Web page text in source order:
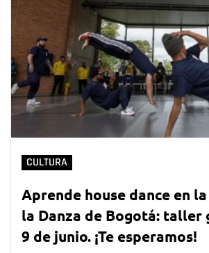
CULTURA
Aprende house dance en
la Danza de Bogotá: taller
9 de junio. ¡Te esperamos!